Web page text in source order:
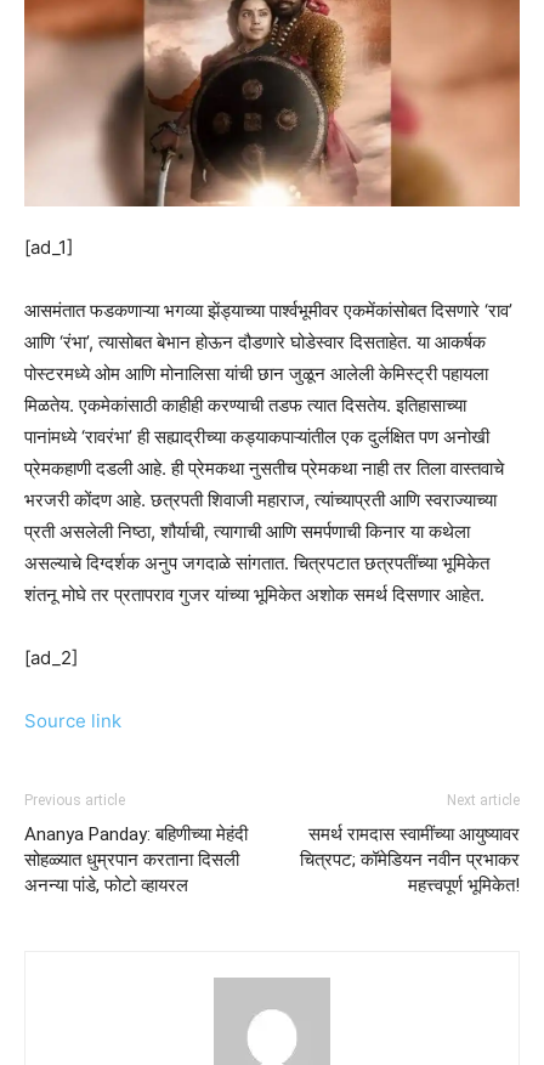
[ad_1]
आसमंतात फडकणाऱ्या भगव्या झेंड्याच्या पार्श्वभूमीवर एकमेंकांसोबत दिसणारे ‘राव’
आणि ‘रंभा’, त्यासोबत बेभान होऊन दौडणारे घोडेस्वार दिसताहेत. या आकर्षक
पोस्टरमध्ये ओम आणि मोनालिसा यांची छान जुळून आलेली केमिस्ट्री पहायला
मिळतेय. एकमेकांसाठी काहीही करण्याची तडफ त्यात दिसतेय. इतिहासाच्या
पानांमध्ये ‘रावरंभा’ ही सह्याद्रीच्या कड्याकपाऱ्यांतील एक दुर्लक्षित पण अनोखी
प्रेमकहाणी दडली आहे. ही प्रेमकथा नुसतीच प्रेमकथा नाही तर तिला वास्तवाचे
भरजरी कोंदण आहे. छत्रपती शिवाजी महाराज, त्यांच्याप्रती आणि स्वराज्याच्या
प्रती असलेली निष्ठा, शौर्याची, त्यागाची आणि समर्पणाची किनार या कथेला
असल्याचे दिग्दर्शक अनुप जगदाळे सांगतात. चित्रपटात छत्रपतींच्या भूमिकेत
शंतनू मोघे तर प्रतापराव गुजर यांच्या भूमिकेत अशोक समर्थ दिसणार आहेत.
[ad_2]
Source link
Previous article
Ananya Panday: बहिणीच्या मेहंदी
सोहळ्यात धुम्रपान करताना दिसली
अनन्या पांडे, फोटो व्हायरल
Next article
समर्थ रामदास स्वामींच्या आयुष्यावर
चित्रपट; कॉमेडियन नवीन प्रभाकर
महत्त्वपूर्ण भूमिकेत!